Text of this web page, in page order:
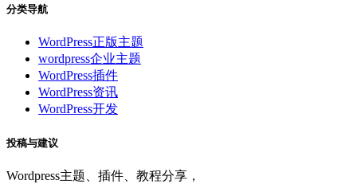
分类导航
WordPress正版主题
wordpress企业主题
WordPress插件
WordPress资讯
WordPress开发
投稿与建议
Wordpress主题、插件、教程分享，